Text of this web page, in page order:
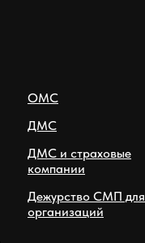
ОМС
ДМС
ДМС и страховые
компании
Дежурство СМП для
организаций